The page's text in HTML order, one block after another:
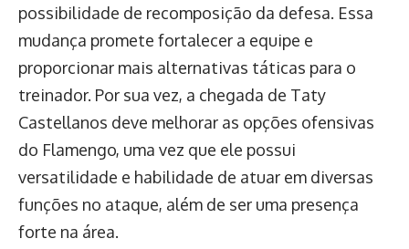
possibilidade de recomposição da defesa. Essa
mudança promete fortalecer a equipe e
proporcionar mais alternativas táticas para o
treinador. Por sua vez, a chegada de Taty
Castellanos deve melhorar as opções ofensivas
do Flamengo, uma vez que ele possui
versatilidade e habilidade de atuar em diversas
funções no ataque, além de ser uma presença
forte na área.